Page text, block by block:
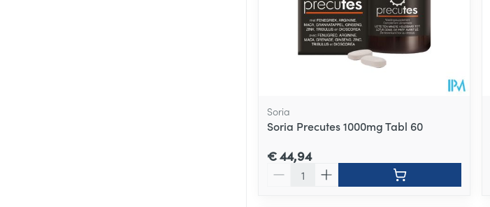
Soria
Soria Precutes 1000mg Tabl 60
€ 44,94